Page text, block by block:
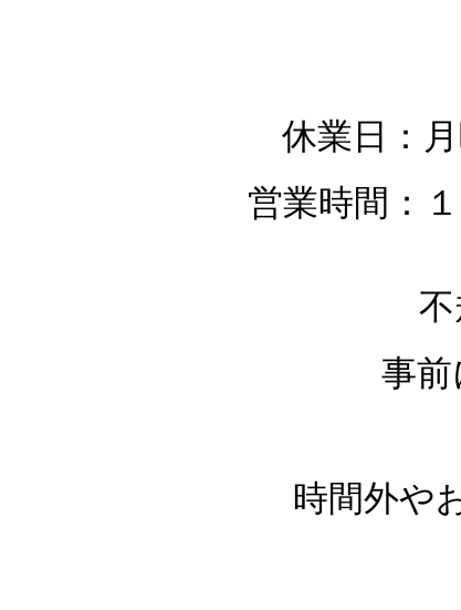
休業日：
営業時間：
事
時間外や